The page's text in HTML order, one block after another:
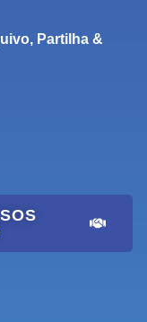
Partilha &